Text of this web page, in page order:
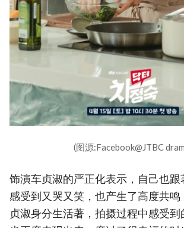
(图源:Facebook@JTBC
饰演车贞淑的严正化表示，自己也跟
感受到又哭又笑，也产生了高度共
贞淑身分生活著，拍摄过程中感受